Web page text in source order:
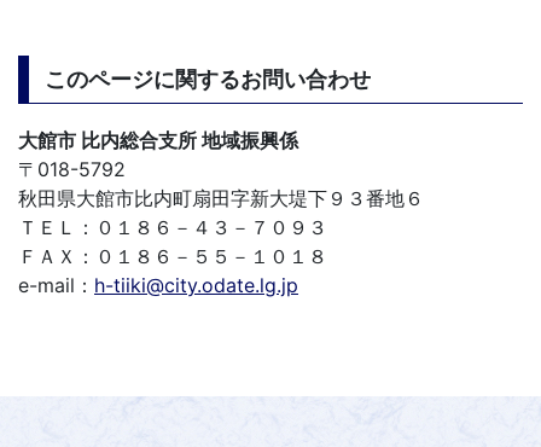
このページに関するお問い合わせ
大館市 比内総合支所 地域振興係
〒018-5792
秋田県大館市比内町扇田字新大堤下９３番地６
ＴＥＬ：０１８６－４３－７０９３
ＦＡＸ：０１８６－５５－１０１８
e-mail： h-tiiki@city.odate.lg.jp